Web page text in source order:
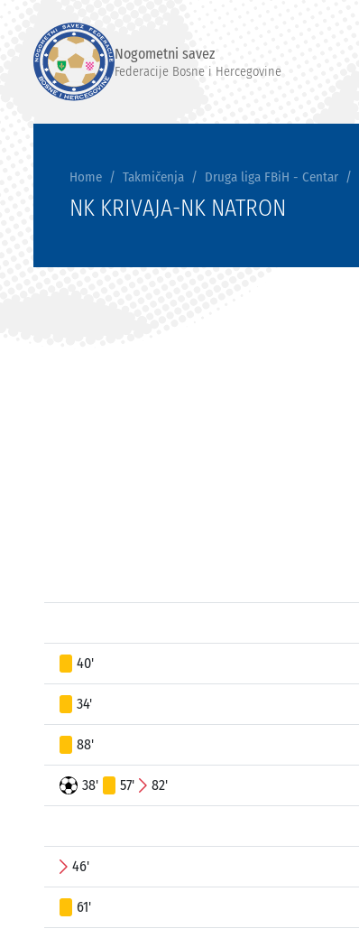
Nogometni savez
Federacije Bosne i Hercegovine
Home Takmičenja Druga liga FBiH - Centar
NK KRIVAJA-NK NATRON
40'
34'
88'
38' 57' 82'
46'
61'